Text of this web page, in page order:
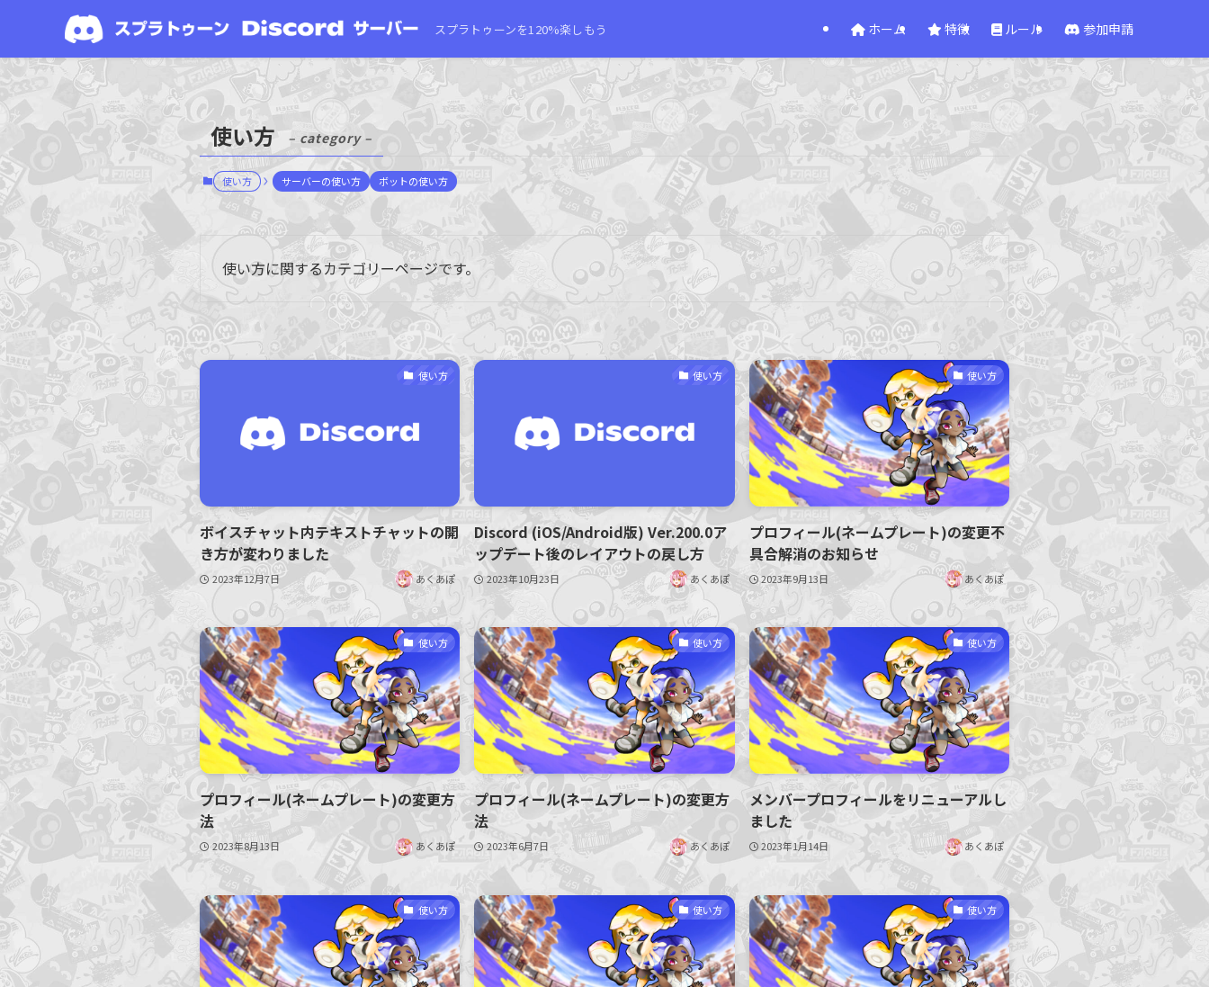
スプラトゥーンを120%楽しもう ホーム 特徴 ルール 参加申請
使い方 – category –
使い方 サーバーの使い方 ボットの使い方
使い方に関するカテゴリーページです。
使い方
ボイスチャット内テキストチャットの開
き方が変わりました
2023年12月7日 あくあぽ
使い方
Discord (iOS/Android版) Ver.200.0ア
ップデート後のレイアウトの戻し方
2023年10月23日 あくあぽ
使い方
プロフィール(ネームプレート)の変更不
具合解消のお知らせ
2023年9月13日 あくあぽ
使い方
プロフィール(ネームプレート)の変更方
法
2023年8月13日 あくあぽ
使い方
プロフィール(ネームプレート)の変更方
法
2023年6月7日 あくあぽ
使い方
メンバープロフィールをリニューアルし
ました
2023年1月14日 あくあぽ
使い方 使い方 使い方